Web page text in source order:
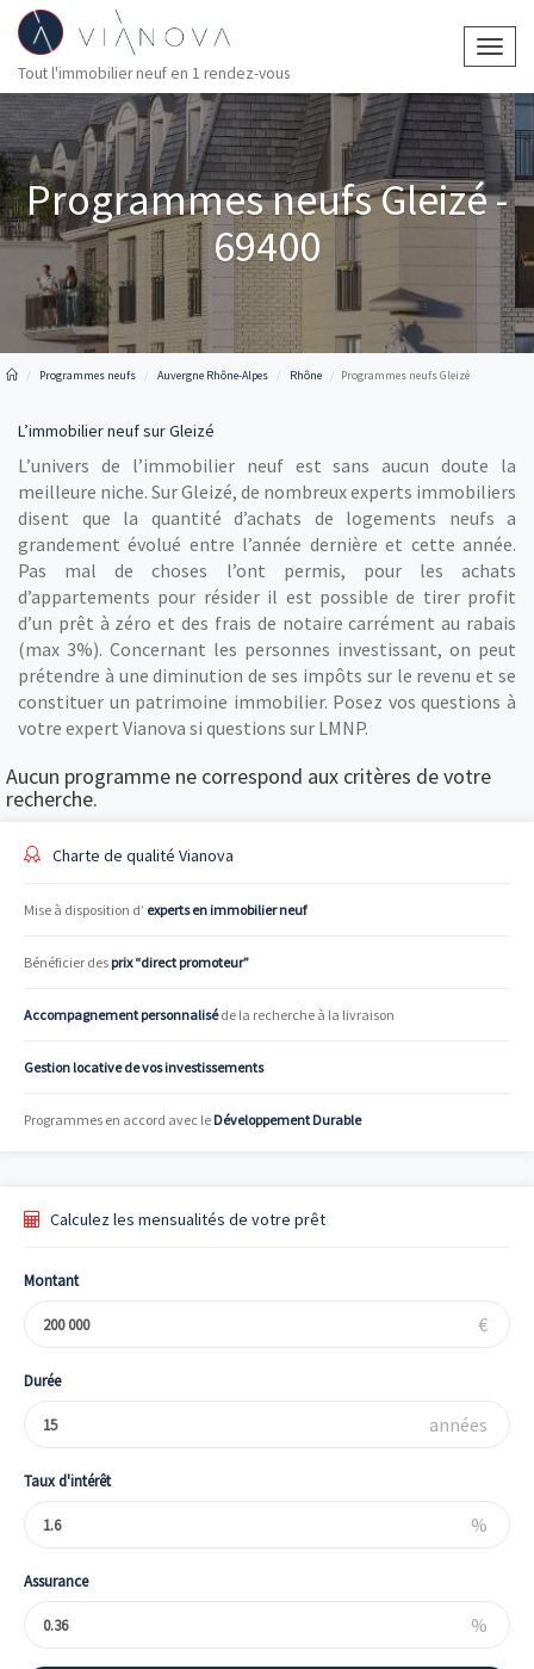
Tout l'immobilier neuf en 1 rendez-vous
Programmes neufs Gleizé -
69400
Programmes neufs Auvergne Rhône-Alpes Rhône Programmes neufs Gleizé
L’immobilier neuf sur Gleizé
L’univers de l’immobilier neuf est sans aucun doute la
meilleure niche. Sur Gleizé, de nombreux experts immobiliers
disent que la quantité d’achats de logements neufs a
grandement évolué entre l’année dernière et cette année.
Pas mal de choses l’ont permis, pour les achats
d’appartements pour résider il est possible de tirer profit
d’un prêt à zéro et des frais de notaire carrément au rabais
(max 3%). Concernant les personnes investissant, on peut
prétendre à une diminution de ses impôts sur le revenu et se
constituer un patrimoine immobilier. Posez vos questions à
votre expert Vianova si questions sur LMNP.
Aucun programme ne correspond aux critères de votre
recherche.
Charte de qualité Vianova
Mise à disposition d’ experts en immobilier neuf
Bénéficier des prix “direct promoteur”
Accompagnement personnaliséde la recherche à la livraison
Gestion locative de vos investissements
Programmes en accord avec le Développement Durable
Calculez les mensualités de votre prêt
Montant
€
Durée
années
Taux d'intérêt
%
Assurance
%